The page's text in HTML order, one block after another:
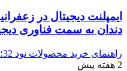
ایمپلنت دیجیتال در
دندان به سمت فناوری
راهنمای خرید محصولات نود 32؛ قبل از خرید این نکات مهم را بدانید
2 هفته پیش